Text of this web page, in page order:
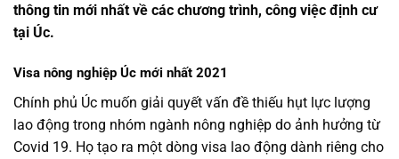
thông tin mới nhất về các chương trình, công việc định cư
tại Úc.
Visa nông nghiệp Úc mới nhất 2021
Chính phủ Úc muốn giải quyết vấn đề thiếu hụt lực lượng
lao động trong nhóm ngành nông nghiệp do ảnh hưởng từ
Covid 19. Họ tạo ra một dòng visa lao động dành riêng cho